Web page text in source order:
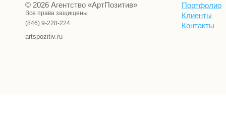
© 2026 Агентство «АртПозитив»
Все права защищены
(846) 9-228-224
artspozitiv.ru
Портфолио
Клиенты
Контакты